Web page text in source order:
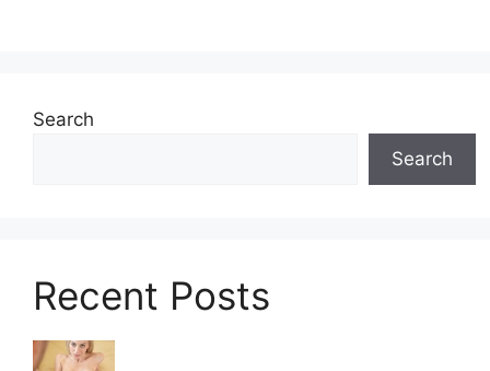
Search
Search
Recent Posts